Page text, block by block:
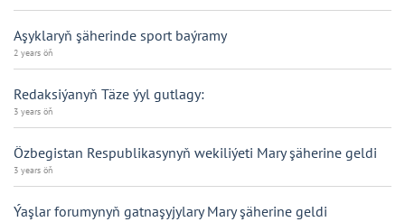
Aşyklaryň şäherinde sport baýramy
2 years öň
Redaksiýanyň Täze ýyl gutlagy:
3 years öň
Özbegistan Respublikasynyň wekiliýeti Mary şäherine geldi
3 years öň
Ýaşlar forumynyň gatnaşyjylary Mary şäherine geldi